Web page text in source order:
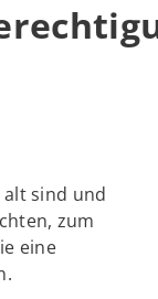
alt sind und
zum
eine